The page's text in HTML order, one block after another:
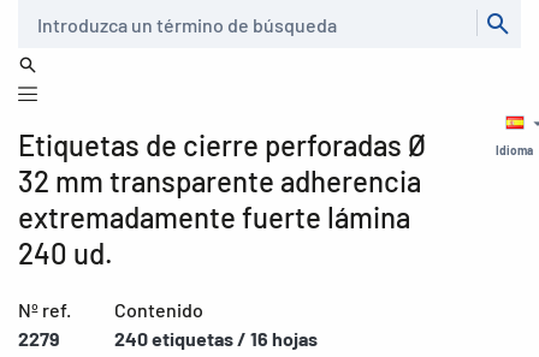
Idioma
Etiquetas de cierre perforadas Ø
32 mm transparente adherencia
extremadamente fuerte lámina
240 ud.
Nº ref.
2279
Contenido
240 etiquetas / 16 hojas